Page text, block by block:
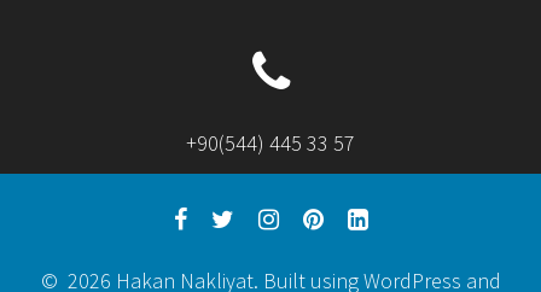
+90(544) 445 33 57
© 2026 Hakan Nakliyat. Built using WordPress and